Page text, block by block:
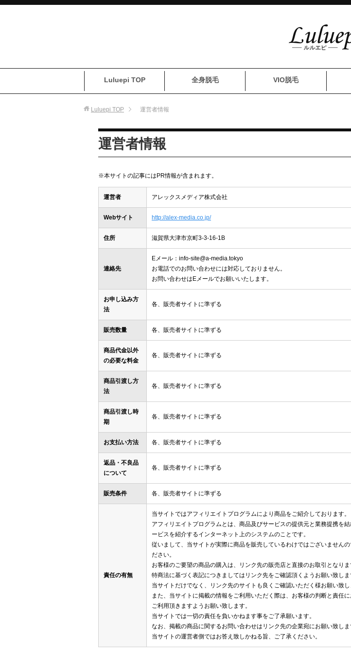
Luluepi TOP 全身脱毛 VIO脱毛
Luluepi TOP 運営者情報
運営者情報
※本サイトの記事にはPR情報が含まれます。
運営者 アレックスメディア株式会社
Webサイト http://alex-media.co.jp/
住所 滋賀県大津市京町3-3-16-1B
連絡先
Eメール：info-site@a-media.tokyo
お電話でのお問い合わせには対応しておりません。
お問い合わせはEメールでお願いいたします。
お申し込み方
法
各、販売者サイトに準ずる
販売数量 各、販売者サイトに準ずる
商品代金以外
の必要な料金
各、販売者サイトに準ずる
商品引渡し方
法
各、販売者サイトに準ずる
商品引渡し時
期
各、販売者サイトに準ずる
お支払い方法 各、販売者サイトに準ずる
返品・不良品
について
各、販売者サイトに準ずる
販売条件 各、販売者サイトに準ずる
責任の有無
当サイトではアフィリエイトプログラムにより商品をご紹介しております。
アフィリエイトプログラムとは、商品及びサービスの提供元と業務提携を
ービスを紹介するインターネット上のシステムのことです。
従いまして、当サイトが実際に商品を販売しているわけではございませんの
ださい。
お客様のご要望の商品の購入は、リンク先の販売店と直接のお取引となりま
特商法に基づく表記につきましてはリンク先をご確認頂くようお願い致しま
当サイトだけでなく、リンク先のサイトも良くご確認いただく様お願い致し
また、当サイトに掲載の情報をご利用いただく際は、お客様の判断と責任
ご利用頂きますようお願い致します。
当サイトでは一切の責任を負いかねます事をご了承願います。
なお、掲載の商品に関するお問い合わせはリンク先の企業宛にお願い致しま
当サイトの運営者側ではお答え致しかねる旨、ご了承ください。